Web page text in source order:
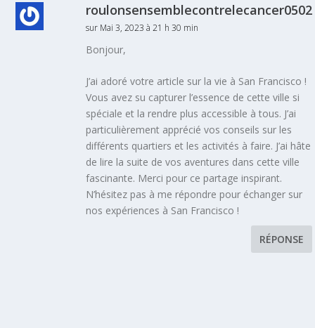
roulonsensemblecontrelecancer0502
sur Mai 3, 2023 à 21 h 30 min
Bonjour,
J’ai adoré votre article sur la vie à San Francisco !
Vous avez su capturer l’essence de cette ville si
spéciale et la rendre plus accessible à tous. J’ai
particulièrement apprécié vos conseils sur les
différents quartiers et les activités à faire. J’ai hâte
de lire la suite de vos aventures dans cette ville
fascinante. Merci pour ce partage inspirant.
N’hésitez pas à me répondre pour échanger sur
nos expériences à San Francisco !
RÉPONSE